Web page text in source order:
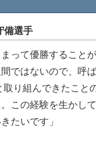
備選手
って優勝すること
ではないので、呼
り組んできたこと
この経験を生かし
たいです」